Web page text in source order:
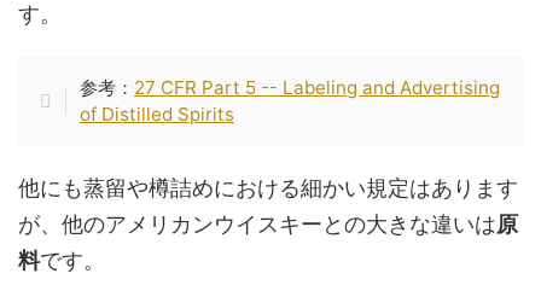
す。
参考： 27 CFR Part 5 -- Labeling and Advertising
of Distilled Spirits
他にも蒸留や樽詰めにおける細かい規定はあります
が、他のアメリカンウイスキーとの大きな違いは原
料です。